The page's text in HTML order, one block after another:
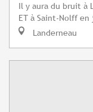
Il y aura du bruit à
ET à Saint-Nolff
Landerneau